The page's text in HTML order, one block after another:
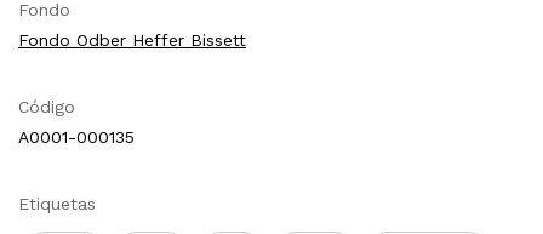
Fondo
Fondo Odber Heffer Bissett
Código
A0001-000135
Etiquetas